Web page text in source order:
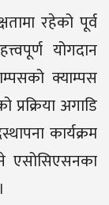
रहेको पूर्व
योगदान
क्याम्पस
अगाडि
कार्यक्रम
एसोसिएसनका